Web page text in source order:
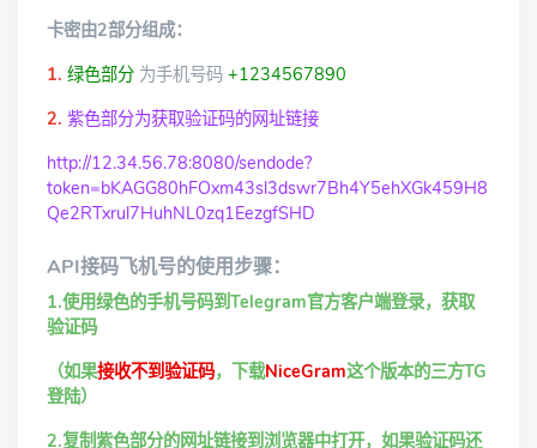
卡密由2部分组成：
1. 绿色部分 为手机号码 +1234567890
2. 紫色部分为获取验证码的网址链接
http://12.34.56.78:8080/sendode?
token=bKAGG80hFOxm43sl3dswr7Bh4Y5ehXGk459H8
Qe2RTxrul7HuhNL0zq1EezgfSHD
API接码飞机号的使用步骤：
1.使用绿色的手机号码到Telegram官方客户端登录，获取
验证码
（如果接收不到验证码，下载NiceGram这个版本的三方TG
登陆）
2.复制紫色部分的网址链接到浏览器中打开，如果验证码还